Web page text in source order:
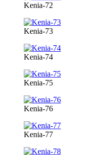
Kenia-72
Kenia-73
Kenia-74
Kenia-75
Kenia-76
Kenia-77